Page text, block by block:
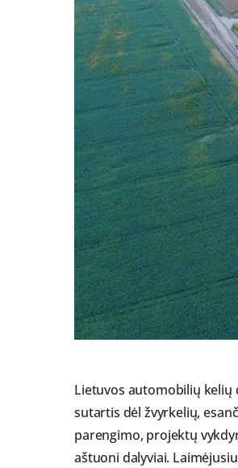
Lietuvos automobilių kelių
sutartis dėl žvyrkelių,
parengimo, projektų
aštuoni dalyviai.